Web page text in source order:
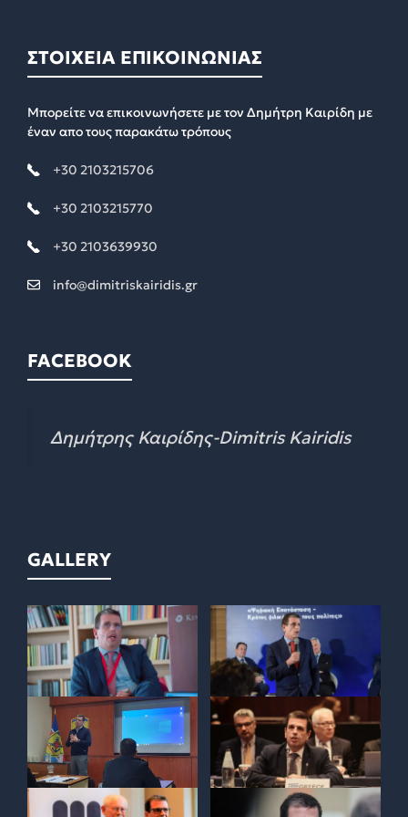
ΣΤΟΙΧΕΙΑ ΕΠΙΚΟΙΝΩΝΙΑΣ
Μπορείτε να επικοινωνήσετε με τον Δημήτρη Καιρίδη με
έναν απο τους παρακάτω τρόπους
+30 2103215706
+30 2103215770
+30 2103639930
info@dimitriskairidis.gr
FACEBOOK
Δημήτρης Καιρίδης-Dimitris Kairidis
GALLERY